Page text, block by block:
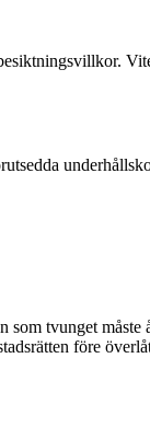
tvunget måste
före